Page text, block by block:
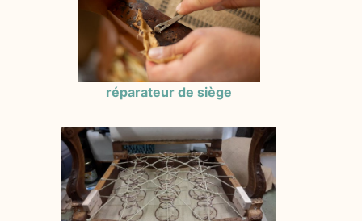
réparateur de siège